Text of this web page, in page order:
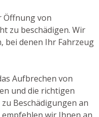
Öffnung von
zu beschädigen. Wir
bei denen Ihr Fahrzeug
Aufbrechen von
und die richtigen
Beschädigungen an